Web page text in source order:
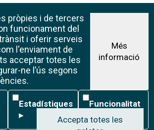
de Barcelona
4.0
pròpies i de tercers
funcionament del
trànsit i oferir serveis
l'enviament de
acceptar totes les
ne l’ús segons
Més
informació
Estadístiques
Estadístiques
▸
Funcionalitat
Funcionalitat
▸
Accepta totes les